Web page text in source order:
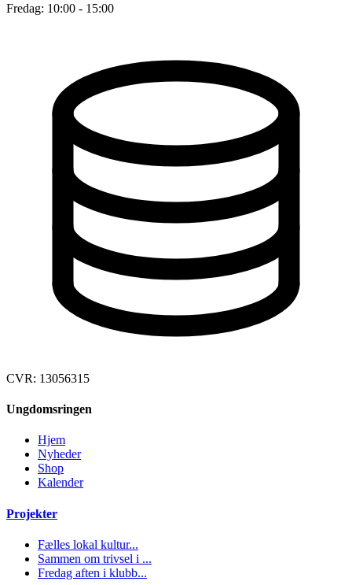
Fredag: 10:00 - 15:00
CVR: 13056315
Ungdomsringen
Hjem
Nyheder
Shop
Kalender
Projekter
Fælles lokal kultur...
Sammen om trivsel i ...
Fredag aften i klubb...